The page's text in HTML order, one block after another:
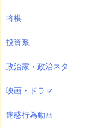
将棋
投資系
政治家・政治ネタ
映画・ドラマ
迷惑行為動画